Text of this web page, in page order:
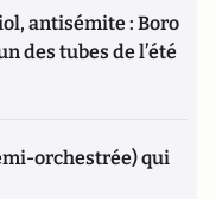
antisémite : Boro
des tubes de l’été
orchestrée) qui